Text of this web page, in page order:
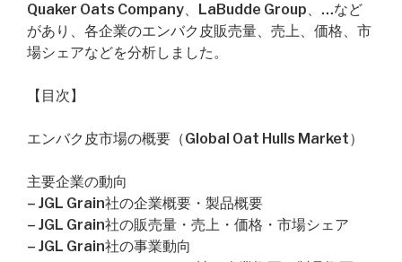
Quaker Oats Company、LaBudde Group、…など
があり、各企業のエンバク皮販売量、売上、価格、市
場シェアなどを分析しました。
【目次】
エンバク皮市場の概要（Global Oat Hulls Market）
主要企業の動向
– JGL Grain社の企業概要・製品概要
– JGL Grain社の販売量・売上・価格・市場シェア
– JGL Grain社の事業動向